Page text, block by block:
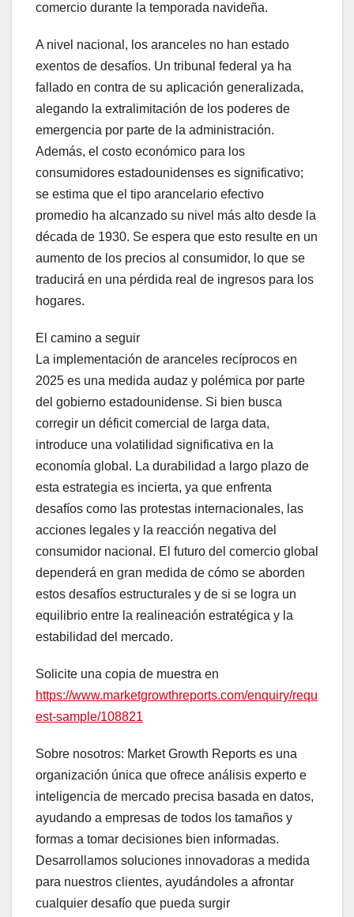
comercio durante la temporada navideña.
A nivel nacional, los aranceles no han estado
exentos de desafíos. Un tribunal federal ya ha
fallado en contra de su aplicación generalizada,
alegando la extralimitación de los poderes de
emergencia por parte de la administración.
Además, el costo económico para los
consumidores estadounidenses es significativo;
se estima que el tipo arancelario efectivo
promedio ha alcanzado su nivel más alto desde la
década de 1930. Se espera que esto resulte en un
aumento de los precios al consumidor, lo que se
traducirá en una pérdida real de ingresos para los
hogares.
El camino a seguir
La implementación de aranceles recíprocos en
2025 es una medida audaz y polémica por parte
del gobierno estadounidense. Si bien busca
corregir un déficit comercial de larga data,
introduce una volatilidad significativa en la
economía global. La durabilidad a largo plazo de
esta estrategia es incierta, ya que enfrenta
desafíos como las protestas internacionales, las
acciones legales y la reacción negativa del
consumidor nacional. El futuro del comercio global
dependerá en gran medida de cómo se aborden
estos desafíos estructurales y de si se logra un
equilibrio entre la realineación estratégica y la
estabilidad del mercado.
Solicite una copia de muestra en
https://www.marketgrowthreports.com/enquiry/requ
est-sample/108821
Sobre nosotros: Market Growth Reports es una
organización única que ofrece análisis experto e
inteligencia de mercado precisa basada en datos,
ayudando a empresas de todos los tamaños y
formas a tomar decisiones bien informadas.
Desarrollamos soluciones innovadoras a medida
para nuestros clientes, ayudándoles a afrontar
cualquier desafío que pueda surgir